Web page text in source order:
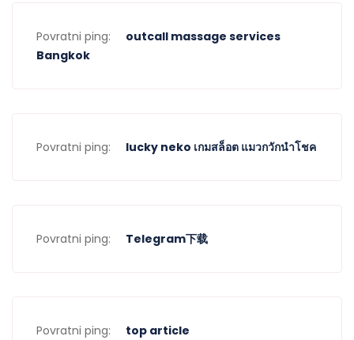
Povratni ping:
outcall massage services
Bangkok
Povratni ping: lucky neko เกมสล็อต แมวกวักนำโชค
Povratni ping: Telegram下载
Povratni ping: top article